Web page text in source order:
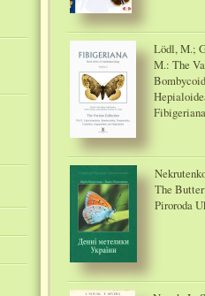
Lödl, M.;
M.: The
The
Piroroda